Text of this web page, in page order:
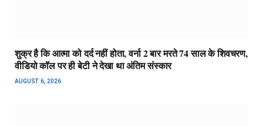
शुक्र है कि आत्मा को दर्द नहीं होता, वर्ना 2 बार मरते 74 साल के शिवचरण,
वीडियो कॉल पर ही बेटी ने देखा था अंतिम संस्कार
AUGUST 6, 2026